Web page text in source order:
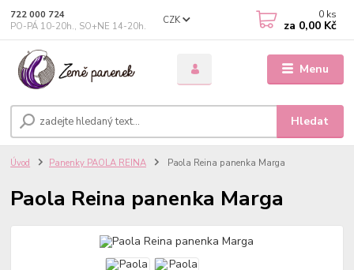
Menu
CZK
Hledat
722 000 724
PO-PÁ 10-20h., SO+NE 14-20h.
0 ks
za 0,00 Kč
Úvod Panenky PAOLA REINA Paola Reina panenka Marga
Paola Reina panenka Marga